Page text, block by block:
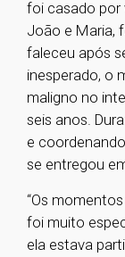
foi casado por
João e Maria,
faleceu após
inesperado, o
maligno no
seis anos.
e
se entregou
“Os
foi muito
ela estava